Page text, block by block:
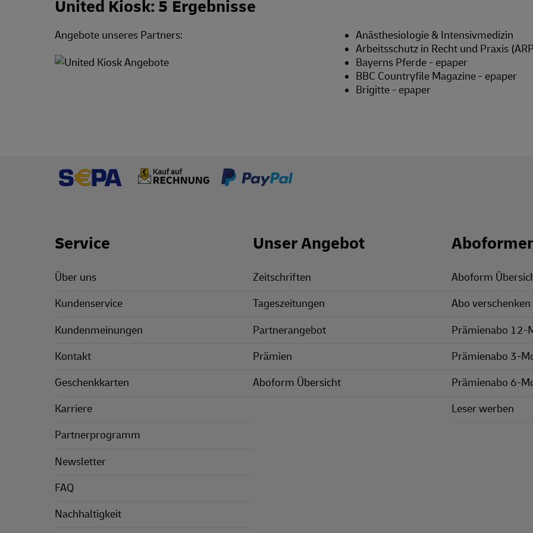
United Kiosk: 5 Ergebnisse
Angebote unseres Partners:
Anästhesiologie & Intensivmedizin
Arbeitsschutz in Recht und Praxis
Bayerns Pferde - epaper
BBC Countryfile Magazine - epaper
Brigitte - epaper
Footer Links
Service
Über uns
Kundenservice
Kundenmeinungen
Kontakt
Geschenkkarten
Karriere
Partnerprogramm
Newsletter
FAQ
Nachhaltigkeit
Unser Angebot
Zeitschriften
Tageszeitungen
Partnerangebot
Prämien
Aboform Übersicht
Aboform
Abo verschenken
Prämienabo 12-
Prämienabo 3-
Prämienabo 6-
Leser werben